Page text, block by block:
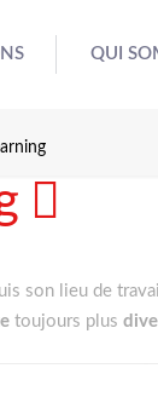
QUI
son lieu de
toujours plus